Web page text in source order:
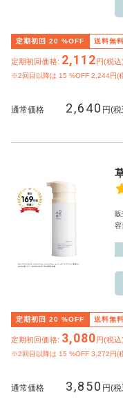
定期初回 20 %OFF 送料無料
定期初回価格: 2,112円(税込)
※2回目以降は 15 %OFF 2,244円(
通常価格 2,640 円(
容
定期初回 20 %OFF 送料無料
定期初回価格: 3,080円(税込)
※2回目以降は 15 %OFF 3,272円(
通常価格 3,850 円(